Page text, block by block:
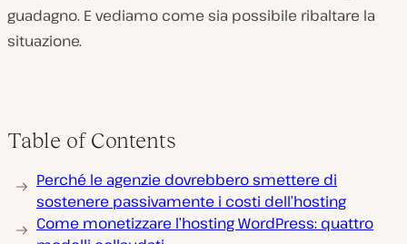
guadagno. E vediamo come sia possibile ribaltare la
situazione.
Table of Contents
Perché le agenzie dovrebbero smettere di
sostenere passivamente i costi dell’hosting
Come monetizzare l’hosting WordPress: quattro